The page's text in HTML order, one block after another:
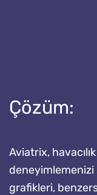
Çözüm:
Aviatrix,
deneyimlemenizi
grafikleri,